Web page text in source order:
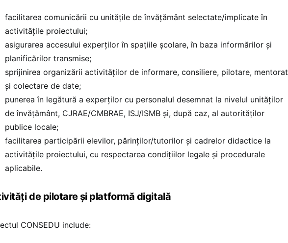
facilitarea comunicării cu unitățile de învățământ selectate/implicate în
activitățile proiectului;
asigurarea accesului experților în spațiile școlare, în baza informărilor și
planificărilor transmise;
sprijinirea organizării activităților de informare, consiliere, pilotare, mentorat
și colectare de date;
punerea în legătură a experților cu personalul desemnat la nivelul unităților
de învățământ, CJRAE/CMBRAE, ISJ/ISMB și, după caz, al autorităților
publice locale;
facilitarea participării elevilor, părinților/tutorilor și cadrelor didactice la
activitățile proiectului, cu respectarea condițiilor legale și procedurale
aplicabile.
de pilotare și platformă digitală
CONSEDU include: